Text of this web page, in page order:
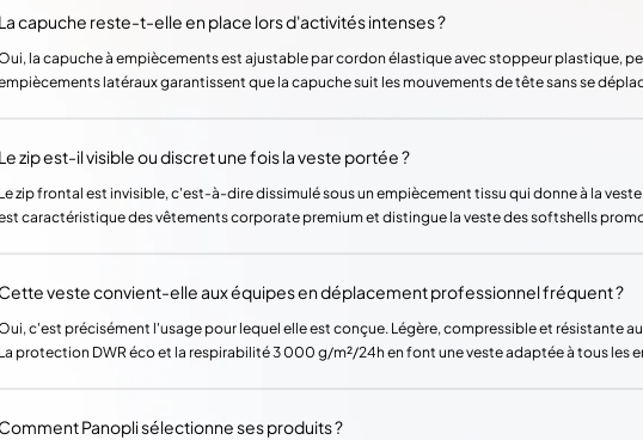
La capuche reste-t-elle en place lors d'activités intenses ?
la capuche à empiècements est ajustable par cordon élastique avec stoppeur plastique,
latéraux garantissent que la capuche suit les mouvements de tête sans se
Le zip est-il visible ou discret une fois la veste portée ?
Le zip frontal est invisible, c'est-à-dire dissimulé sous un empiècement tissu qui donne à la
caractéristique des vêtements corporate premium et distingue la veste des softshells
Cette veste convient-elle aux équipes en déplacement professionnel fréquent ?
c'est précisément l'usage pour lequel elle est conçue. Légère, compressible et résistante
La protection DWR éco et la respirabilité 3 000 g/m²/24h en font une veste adaptée à tous les
Comment Panopli sélectionne ses produits ?